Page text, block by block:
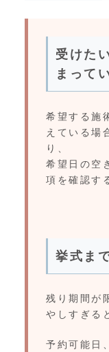
受けた
まって
希望する施
えている場
り、
希望日の空
項を確認す
挙式ま
残り期間が
やしすぎる
予約可能日